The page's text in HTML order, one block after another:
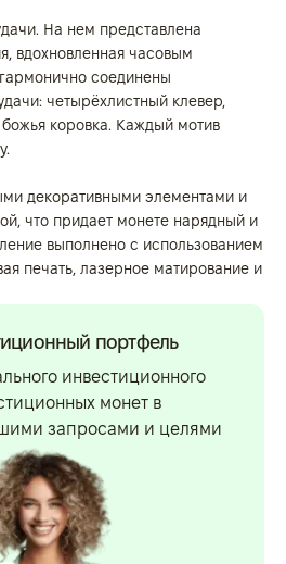
На нем представлена
вдохновленная часовым
соединены
четырёхлистный клевер,
коровка. Каждый мотив
декоративными элементами и
что придает монете нарядный и
выполнено с использованием
печать, лазерное матирование и
портфель
инвестиционного
монет в
запросами и целями